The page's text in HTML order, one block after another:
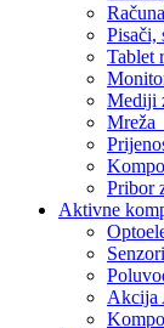
Pisači,
Tablet
Mediji
Mreža
Pribor
Aktivne
Senzori
Akcija